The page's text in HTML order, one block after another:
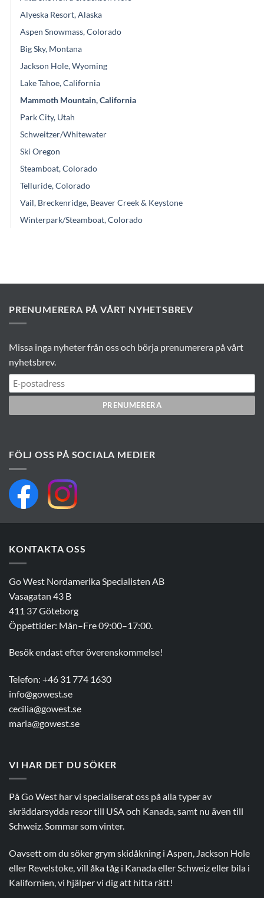
Alyeska Resort, Alaska
Aspen Snowmass, Colorado
Big Sky, Montana
Jackson Hole, Wyoming
Lake Tahoe, California
Mammoth Mountain, California
Park City, Utah
Schweitzer/Whitewater
Ski Oregon
Steamboat, Colorado
Telluride, Colorado
Vail, Breckenridge, Beaver Creek & Keystone
Winterpark/Steamboat, Colorado
PRENUMERERA PÅ VÅRT NYHETSBREV
Missa inga nyheter från oss och börja prenumerera på vårt
nyhetsbrev.
FÖLJ OSS PÅ SOCIALA MEDIER
KONTAKTA OSS
Go West Nordamerika Specialisten AB
Vasagatan 43 B
411 37 Göteborg
Öppettider: Mån–Fre 09:00–17:00.
Besök endast efter överenskommelse!
Telefon: +46 31 774 1630
info@gowest.se
cecilia@gowest.se
maria@gowest.se
VI HAR DET DU SÖKER
På Go West har vi specialiserat oss på alla typer av
skräddarsydda resor till USA och Kanada, samt nu även till
Schweiz. Sommar som vinter.
Oavsett om du söker grym skidåkning i Aspen, Jackson Hole
eller Revelstoke, vill åka tåg i Kanada eller Schweiz eller bila i
Kalifornien, vi hjälper vi dig att hitta rätt!